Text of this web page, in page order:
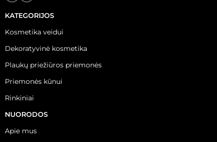
KATEGORIJOS
Kosmetika veidui
Dekoratyvinė kosmetika
Plaukų priežiūros priemonės
Priemonės kūnui
Rinkiniai
NUORODOS
Apie mus